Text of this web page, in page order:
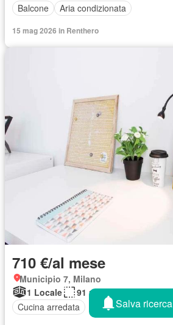
Balcone
Aria condizionata
15 mag 2026 in Renthero
710 €/al mese
Municipio 7, Milano
1 Locale
91 m²
Cucina arredata
Salva ricerca